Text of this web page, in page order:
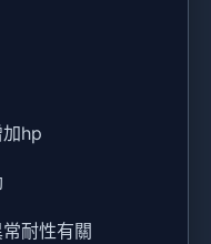
hp
耐性有關